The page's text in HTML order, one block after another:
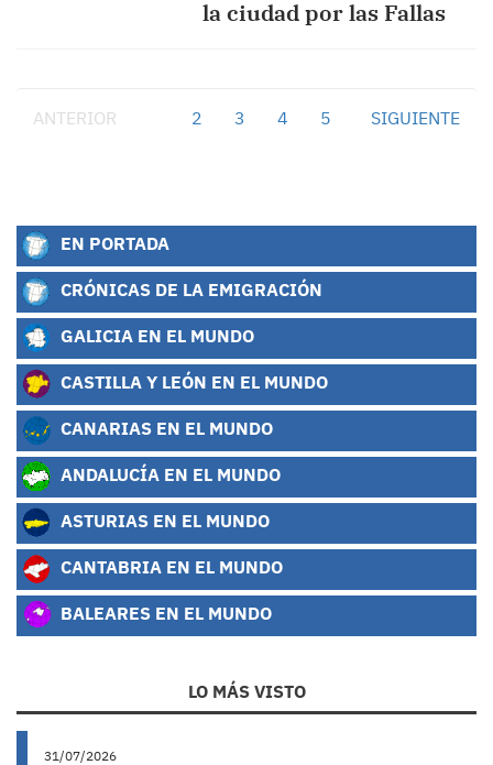
la ciudad por las Fallas
ANTERIOR 2 3 4 5 SIGUIENTE
EN PORTADA
CRÓNICAS DE LA EMIGRACIÓN
GALICIA EN EL MUNDO
CASTILLA Y LEÓN EN EL MUNDO
CANARIAS EN EL MUNDO
ANDALUCÍA EN EL MUNDO
ASTURIAS EN EL MUNDO
CANTABRIA EN EL MUNDO
BALEARES EN EL MUNDO
LO MÁS VISTO
31/07/2026